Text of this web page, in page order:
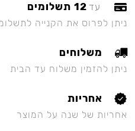
עד 12 תשלומים
ניתן לפרוס את הקנייה
משלוחים
ניתן להזמין משלוח עד הבית
אחריות
אחריות של שנה על המוצר